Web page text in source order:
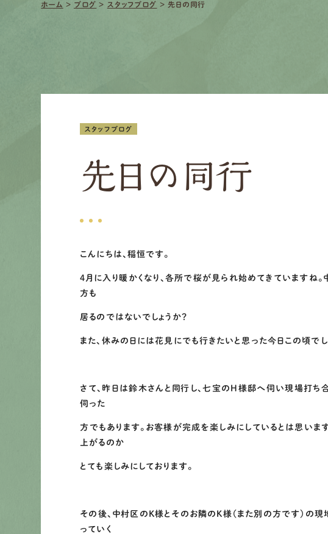
ホーム > ブログ > スタッフブログ > 先日の同行
スタッフブログ
先日の同行
こんにちは、稲恒です。
4月に入り暖かくなり、各所で桜が見られ始めてきていますね
方も
居るのではないでしょうか？
また、休みの日には花見にでも行きたいと思った今日この頃でし
さて、昨日は鈴木さんと同行し、七宝のH様邸へ伺い現場打ち
伺った
方でもあります。お客様が完成を楽しみにしているとは思い
上がるのか
とても楽しみにしております。
その後、中村区のK様とそのお隣のK様（また別の方です）の
っていく